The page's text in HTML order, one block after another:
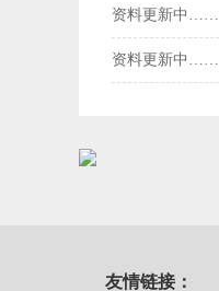
资料更新中……
资料更新中……
友情链接：